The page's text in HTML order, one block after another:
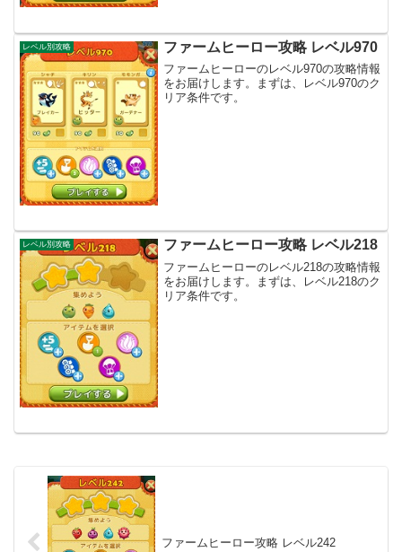
レベル別攻略 ファームヒーロー攻略 レベル970
ファームヒーローのレベル970の攻略情報
をお届けします。まずは、レベル970のク
リア条件です。
レベル別攻略 ファームヒーロー攻略 レベル218
ファームヒーローのレベル218の攻略情報
をお届けします。まずは、レベル218のク
リア条件です。
ファームヒーロー攻略 レベル242